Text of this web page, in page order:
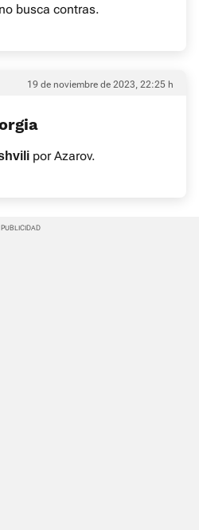
busca contras.
19 de noviembre de 2023, 22:25 h
por Azarov.